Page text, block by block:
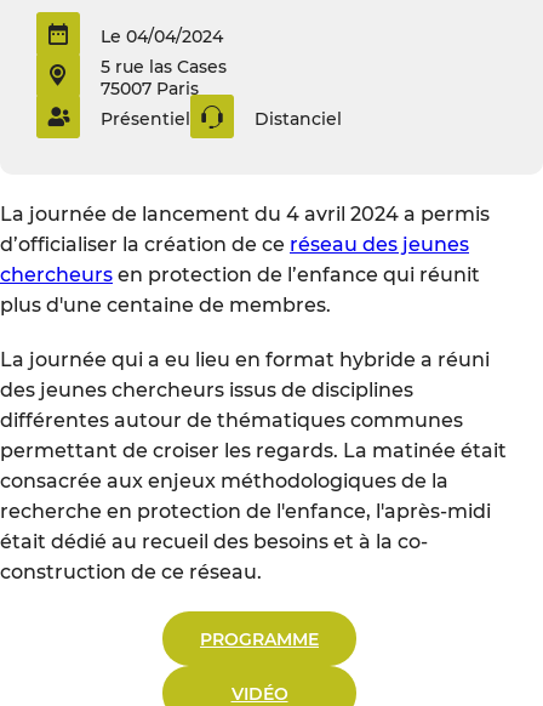
Le 04/04/2024
5 rue las Cases
75007 Paris
Présentiel
Distanciel
La journée de lancement du 4 avril 2024 a permis
d’officialiser la création de ce réseau des jeunes
chercheurs en protection de l’enfance qui réunit
plus d'une centaine de membres.
La journée qui a eu lieu en format hybride a réuni
des jeunes chercheurs issus de disciplines
différentes autour de thématiques communes
permettant de croiser les regards. La matinée était
consacrée aux enjeux méthodologiques de la
recherche en protection de l'enfance, l'après-midi
était dédié au recueil des besoins et à la co-
construction de ce réseau.
PROGRAMME
VIDÉO